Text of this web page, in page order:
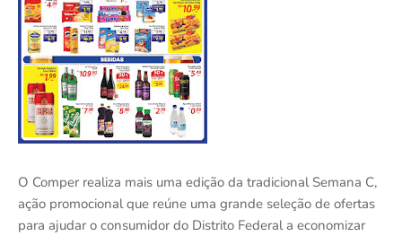
O Comper realiza mais uma edição da tradicional Semana C,
ação promocional que reúne uma grande seleção de ofertas
para ajudar o consumidor do Distrito Federal a economizar